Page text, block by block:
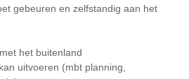
gebeuren en zelfstandig aan het
het buitenland
uitvoeren (mbt planning,